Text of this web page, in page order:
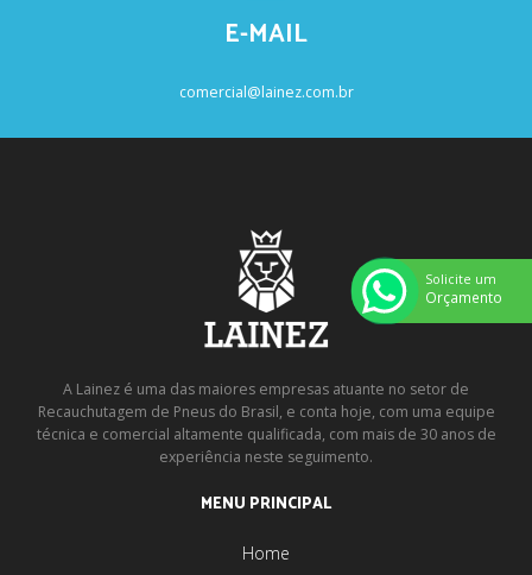
E-MAIL
comercial@lainez.com.br
A Lainez é uma das maiores empresas atuante no setor de
Recauchutagem de Pneus do Brasil, e conta hoje, com uma equipe
técnica e comercial altamente qualificada, com mais de 30 anos de
experiência neste seguimento.
MENU PRINCIPAL
Home
Solicite um
Orçamento